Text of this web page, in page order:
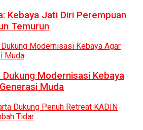
Kebaya Jati Diri Perempuan
Temurun
Dukung Modernisasi Kebaya
Muda